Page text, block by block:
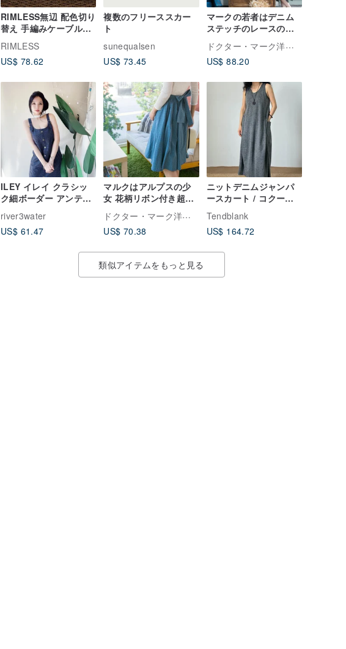
RIMLESS無辺 配色切り
替え 手編みケーブル編
みデザイン ベストワン
ピース
RIMLESS
US$ 78.62
複数のフリーススカー
ト
sunequalsen
US$ 73.45
マークの若者はデニム
ステッチのレースのド
レスを着ています
ドクター・マーク洋裁店（DR.MARK）
US$ 88.20
ILEY イレイ クラシッ
ク細ボーダー アンティ
ムサロペットワンピー
ス
river3water
US$ 61.47
マルクはアルプスの少
女 花柄リボン付き超ワ
イドフレアスカートドクター・マーク洋裁店（DR.MARK）
US$ 70.38
ニットデニムジャンパ
ースカート / コクーン
シルエットワンピース /
バイカラーヴィンテー
ジ加工ロングスカート
Tendblank
US$ 164.72
類似アイテムをもっと見る